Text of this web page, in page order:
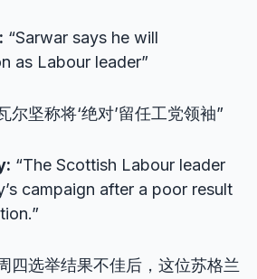
“Sarwar says he will
as Labour leader”
尔坚称将‘绝对’留任工党领袖”
“The Scottish Labour leader
campaign after a poor result
四选举结果不佳后，这位苏格兰